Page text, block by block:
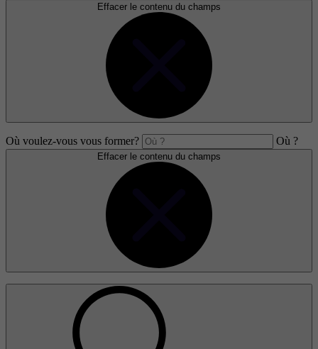
Effacer le contenu du champs
Où voulez-vous vous former? Où ?
Effacer le contenu du champs